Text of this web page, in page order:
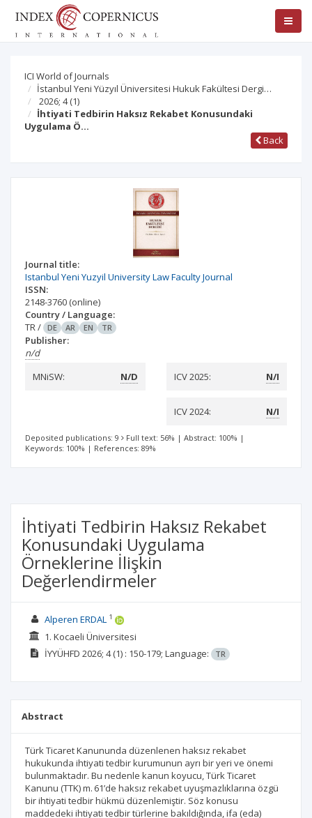
ICI World of Journals
İstanbul Yeni Yüzyıl Üniversitesi Hukuk Fakültesi Dergi…
2026; 4(1)
İhtiyati Tedbirin Haksız Rekabet Konusundaki
Uygulama Ö…
Back
Journal title:
Istanbul Yeni Yuzyil University Law Faculty Journal
ISSN:
2148-3760 (online)
Country / Language:
TR/ DE AR EN TR
Publisher:
n/d
MNiSW:
N/D ICV 2025: N/I
ICV 2024: N/I
Deposited publications: 9 Full text: 56% | Abstract: 100% |
Keywords: 100% | References: 89%
İhtiyati Tedbirin Haksız Rekabet
Konusundaki Uygulama
Örneklerine İlişkin
Değerlendirmeler
Alperen ERDAL 1
1. Kocaeli Üniversitesi
İYYÜHFD 2026; 4(1) : 150-179; Language: TR
Abstract
Türk Ticaret Kanununda düzenlenen haksız rekabet
hukukunda ihtiyati tedbir kurumunun ayrı bir yeri ve önemi
bulunmaktadır. Bu nedenle kanun koyucu, Türk Ticaret
Kanunu (TTK) m. 61’de haksız rekabet uyuşmazlıklarına özgü
bir ihtiyati tedbir hükmü düzenlemiştir. Söz konusu
maddedeki ihtiyati tedbir türlerine bakıldığında, ifa (eda)